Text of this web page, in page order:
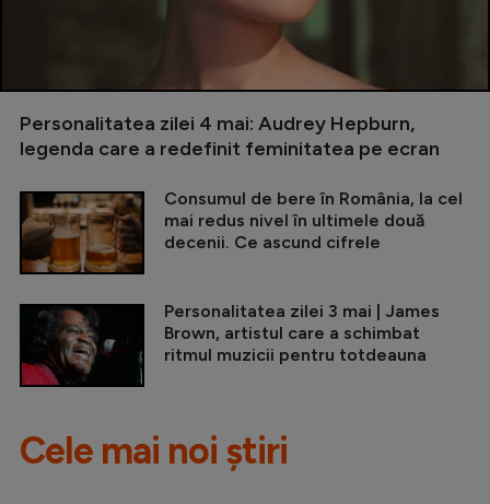
Personalitatea zilei 4 mai: Audrey Hepburn,
legenda care a redefinit feminitatea pe ecran
Consumul de bere în România, la cel
mai redus nivel în ultimele două
decenii. Ce ascund cifrele
Personalitatea zilei 3 mai | James
Brown, artistul care a schimbat
ritmul muzicii pentru totdeauna
Cele mai noi știri